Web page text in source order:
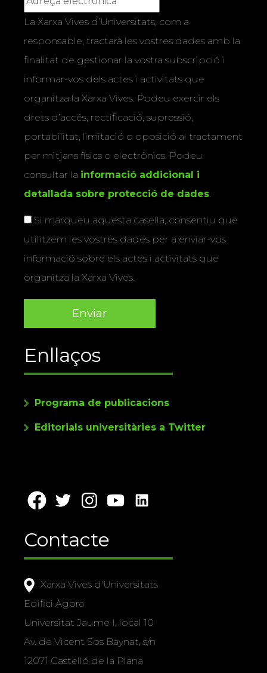
La Xarxa Vives d’Universitats, com a
responsable, tractarà les vostres dades amb la
finalitat de gestionar la vostra subscripció i
informar-vos dels actes i activitats que
organitza la Xarxa Vives. Podeu exercir els
drets d’accés, rectificació, supressió,
portabilitat, limitació o oposició al tractament
per mitjans físics o electrònics. Podeu
consultar la informació addicional i
detallada sobre protecció de dades
Si marqueu aquesta casella, consentiu que
utilitzem les vostres dades per a enviar-vos
informació sobre els actes i activitats que
organitza la Xarxa Vives.
Enllaços
Programa de publicacions
Editorials universitàries a Twitter
Contacte
Xarxa Vives d'Universitats
Edifici Àgora
Universitat Jaume I, local 10
Av. de Vicent Sos Baynat, s/n
12071 Castelló de la Plana